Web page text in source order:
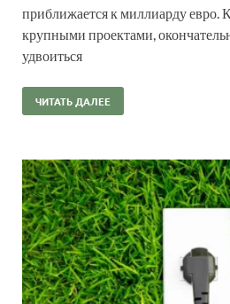
приближается к миллиарду евро.
крупными проектами,
удвоиться
ЧИТАТЬ ДАЛЕЕ